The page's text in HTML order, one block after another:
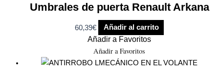
Umbrales de puerta Renault Arkana
60,39€ Añadir al carrito
Añadir a Favoritos
Añadir a Favoritos